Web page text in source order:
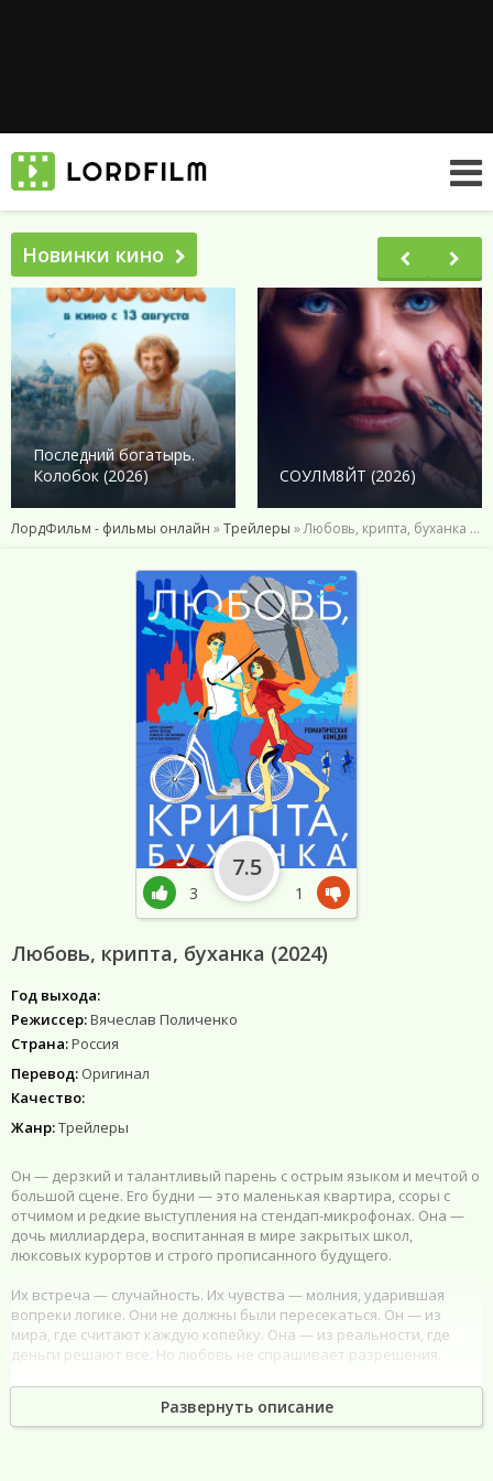
Новинки кино
Последний богатырь.
Колобок (2026)
СОУЛМ8ЙТ (2026)
ЛордФильм - фильмы онлайн »Трейлеры » Любовь, крипта, буханка (2024)
Любовь, крипта, буханка (2024)
Год выхода:
Режиссер:Вячеслав Поличенко
Страна:Россия
Перевод: Оригинал
Качество:
Жанр:Трейлеры
Он — дерзкий и талантливый парень с острым языком и мечтой о
большой сцене. Его будни — это маленькая квартира, ссоры с
отчимом и редкие выступления на стендап-микрофонах. Она —
дочь миллиардера, воспитанная в мире закрытых школ,
люксовых курортов и строго прописанного будущего.
Их встреча — случайность. Их чувства — молния, ударившая
вопреки логике. Они не должны были пересекаться. Он — из
мира, где считают каждую копейку. Она — из реальности, где
деньги решают всё. Но любовь не спрашивает разрешения.
Он ввязывается в сомнительную авантюру, надеясь стать кем-то
ради неё. Она рушит свой идеальный мир, чтобы быть рядом с
ним. Но какова настоящая цена за шаг в бездну — и что они
Развернуть описание
3
7.5
1